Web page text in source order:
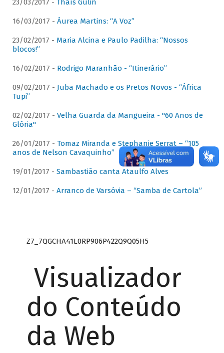
23/03/2017 - Thaís Gulin
16/03/2017 - Áurea Martins: “A Voz”
23/02/2017 - Maria Alcina e Paulo Padilha: “Nossos
blocos!”
16/02/2017 - Rodrigo Maranhão - “Itinerário”
09/02/2017 - Juba Machado e os Pretos Novos - “África
Tupi”
02/02/2017 - Velha Guarda da Mangueira - "60 Anos de
Glória"
26/01/2017 - Tomaz Miranda e Stephanie Serrat – “105
anos de Nelson Cavaquinho”
19/01/2017 - Sambastião canta Ataulfo Alves
12/01/2017 - Arranco de Varsóvia – “Samba de Cartola”
Z7_7QGCHA41L0RP906P422Q9Q05H5
Visualizador
do Conteúdo
da Web